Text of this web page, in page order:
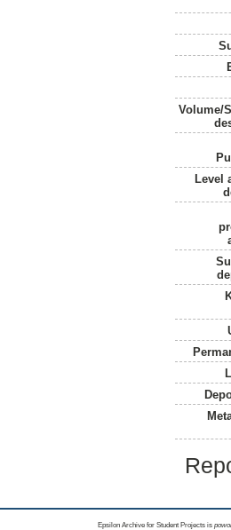
Volume/
Level
Epsilon Archive for Student Projects is